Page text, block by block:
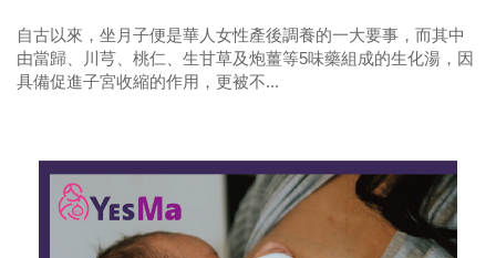
自古以來，坐月子便是華人女性產後調養的一大要事，而其中
由當歸、川芎、桃仁、生甘草及炮薑等5味藥組成的生化湯，因
具備促進子宮收縮的作用，更被不...